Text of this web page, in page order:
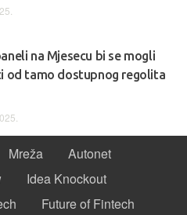
na Mjesecu bi se mogli
od tamo dostupnog regolita
Mreža
Autonet
Idea Knockout
Future of Fintech